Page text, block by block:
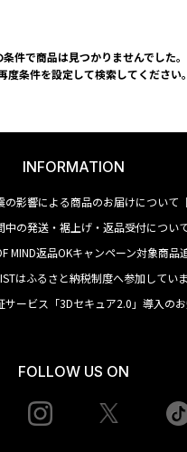
件で商品は見つかりませんでした。
度条件を設定して検索してください。
INFORMATION
の影響による商品のお届けについて
中の発送・裾上げ・返品受付につい
MIND返品OKキャンペーン対象商品
はふるさと納税制度へ参加していま
サービス「3Dセキュア2.0」導入の
FOLLOW US ON
Instagram